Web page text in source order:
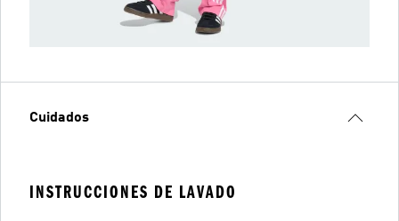
Cuidados
INSTRUCCIONES DE LAVADO